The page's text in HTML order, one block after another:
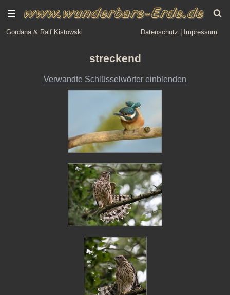
Gordana & Ralf Kistowski Datenschutz Impressum
streckend
Verwandte Schlüsselwörter einblenden